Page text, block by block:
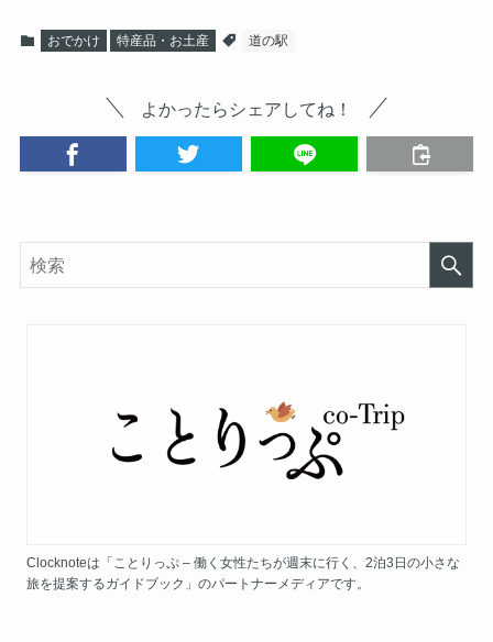
おでかけ 特産品・お土産 道の駅
よかったらシェアしてね！
Clocknoteは「ことりっぷ – 働く女性たちが週末に行く、2泊3日の小さな
旅を提案するガイドブック」のパートナーメディアです。